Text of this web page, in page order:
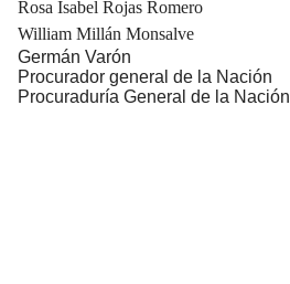
Rosa Isabel Rojas Romero
William Millán Monsalve
Germán Varón
Procurador general de la Nación
Procuraduría General de la Nación